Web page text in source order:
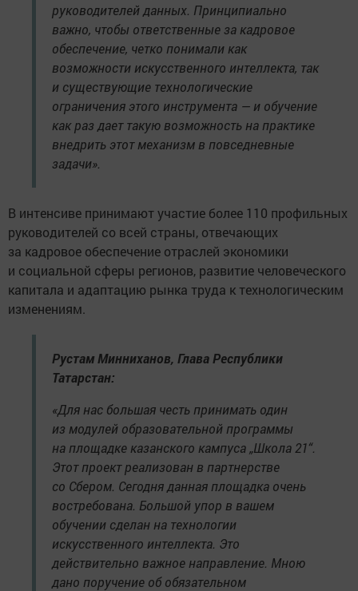
руководителей данных. Принципиально
важно, чтобы ответственные за кадровое
обеспечение, четко понимали как
возможности искусственного интеллекта, так
и существующие технологические
ограничения этого инструмента — и обучение
как раз дает такую возможность на практике
внедрить этот механизм в повседневные
задачи».
В интенсиве принимают участие более 110 профильных
руководителей со всей страны, отвечающих
за кадровое обеспечение отраслей экономики
и социальной сферы регионов, развитие человеческого
капитала и адаптацию рынка труда к технологическим
изменениям.
Рустам Минниханов, Глава Республики
Татарстан:
«Для нас большая честь принимать один
из модулей образовательной программы
на площадке казанского кампуса „Школа 21“.
Этот проект реализован в партнерстве
со Сбером. Сегодня данная площадка очень
востребована. Большой упор в вашем
обучении сделан на технологии
искусственного интеллекта. Это
действительно важное направление. Мною
дано поручение об обязательном